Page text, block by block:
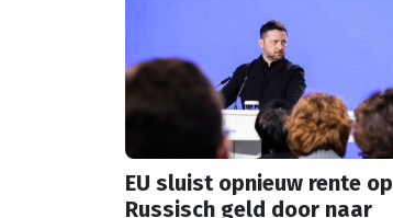
maken stuiten op kritiek.
EU sluist opnieuw rente op
Russisch geld door naar